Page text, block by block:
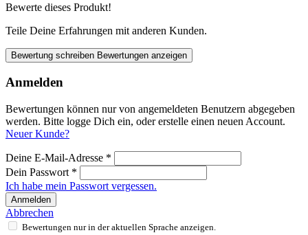
Bewerte dieses Produkt!
Teile Deine Erfahrungen mit anderen Kunden.
Bewertung schreiben Bewertungen anzeigen
Anmelden
Bewertungen können nur von angemeldeten Benutzern abgegeben
werden. Bitte logge Dich ein, oder erstelle einen neuen Account.
Neuer Kunde?
Deine E-Mail-Adresse *
Dein Passwort *
Ich habe mein Passwort vergessen.
Anmelden
Abbrechen
Bewertungen nur in der aktuellen Sprache anzeigen.